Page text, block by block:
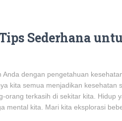
Sederhana
dengan pengetahuan
kita semua menjadikan kesehatan
orang terkasih di sekitar kita. Hidup
mental kita. Mari kita eksplorasi